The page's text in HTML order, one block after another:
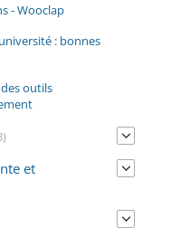
- Wooclap
: bonnes
outils
et